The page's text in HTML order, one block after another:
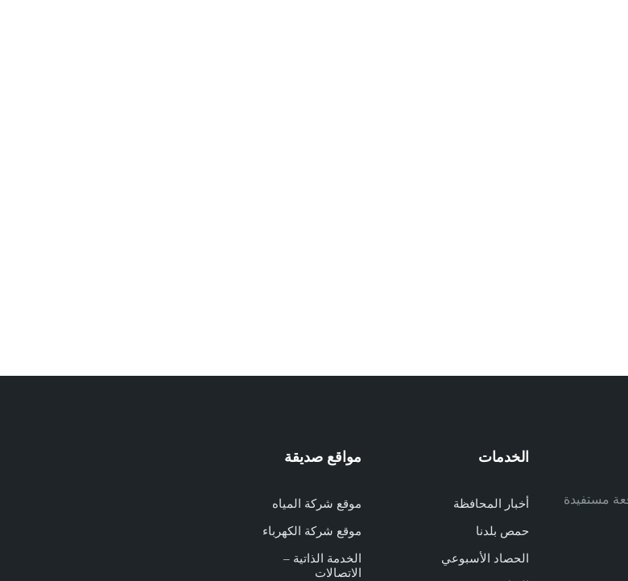
مستفيدة
الخدمات
أخبار المحافظة
حمص بلدنا
الحصاد الأسبوعي
مواقع صديقة
موقع شركة المياه
موقع شركة الكهرباء
الخدمة الذاتية –
الاتصالات